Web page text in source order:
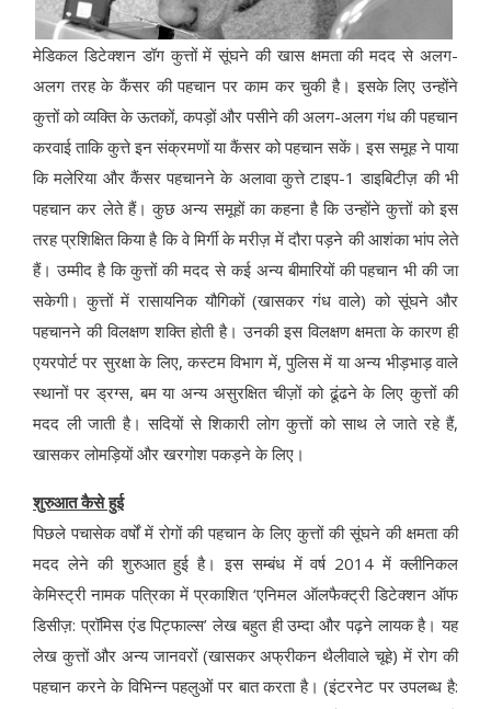
मेडिकल डिटेक्शन डॉग कुत्तों में सूंघने की खास क्षमता की मदद से अलग-
अलग तरह के कैंसर की पहचान पर काम कर चुकी है। इसके लिए उन्होंने
कुत्तों को व्यक्ति के ऊतकों, कपड़ों और पसीने की अलग-अलग गंध की पहचान
करवाई ताकि कुत्ते इन संक्रमणों या कैंसर को पहचान सकें। इस समूह ने पाया
कि मलेरिया और कैंसर पहचानने के अलावा कुत्ते टाइप-1 डाइबिटीज़ की भी
पहचान कर लेते हैं। कुछ अन्य समूहों का कहना है कि उन्होंने कुत्तों को इस
तरह प्रशिक्षित किया है कि वे मिर्गी के मरीज़ में दौरा पड़ने की आशंका भांप लेते
हैं। उम्मीद है कि कुत्तों की मदद से कई अन्य बीमारियों की पहचान भी की जा
सकेगी। कुत्तों में रासायनिक यौगिकों (खासकर गंध वाले) को सूंघने और
पहचानने की विलक्षण शक्ति होती है। उनकी इस विलक्षण क्षमता के कारण ही
एयरपोर्ट पर सुरक्षा के लिए, कस्टम विभाग में, पुलिस में या अन्य भीड़भाड़ वाले
स्थानों पर ड्रग्स, बम या अन्य असुरक्षित चीज़ों को ढूंढने के लिए कुत्तों की
मदद ली जाती है। सदियों से शिकारी लोग कुत्तों को साथ ले जाते रहे हैं,
खासकर लोमड़ियों और खरगोश पकड़ने के लिए।
शुरुआत कैसे हुई
पिछले पचासेक वर्षों में रोगों की पहचान के लिए कुत्तों की सूंघने की क्षमता की
मदद लेने की शुरुआत हुई है। इस सम्बंध में वर्ष 2014 में क्लीनिकल
केमिस्ट्री नामक पत्रिका में प्रकाशित ‘एनिमल ऑलफैक्ट्री डिटेक्शन ऑफ
डिसीज़: प्रॉमिस एंड पिट्फाल्स’ लेख बहुत ही उम्दा और पढ़ने लायक है। यह
लेख कुत्तों और अन्य जानवरों (खासकर अफ्रीकन थैलीवाले चूहे) में रोग की
पहचान करने के विभिन्न पहलुओं पर बात करता है। (इंटरनेट पर उपलब्ध है: